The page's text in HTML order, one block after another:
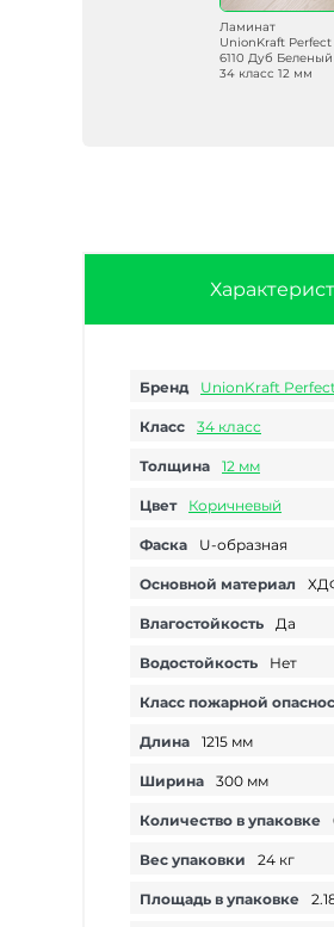
Ламинат
UnionKraft Perfect
6110 Дуб Беленый
34 класс 12 мм
Бренд UnionKraft
Класс 34 класс
Толщина 12 мм
Цвет Коричневый
Фаска U-образная
Основной материал
Влагостойкость Да
Водостойкость Нет
Класс пожарной
Длина 1215 мм
Ширина 300 мм
Количество в упаковке
Вес упаковки 24 кг
Площадь в упаковке